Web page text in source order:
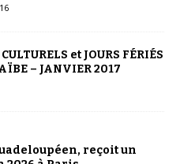
et JOURS FÉRIÉS
– JANVIER 2017
reçoit un